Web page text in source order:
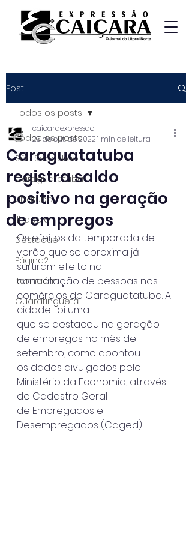
Post
Todos os posts
São Sebastião
Caraguatatuba
Ubatuba
Ilhabela
Destaque
Página2
Itanhaém
Guaratinguetá
Todos os posts
Caraguatatuba
registra saldo
positivo na geração
de empregos
caicaraexpressao
29 de out. de 20221 min de leitura
Os efeitos da temporada de
verão que se aproxima já
surtiram efeito na
contratação de pessoas nos
comércios de Caraguatatuba. A
cidade foi uma
que se destacou na geração
de empregos no mês de
setembro, como apontou
os dados divulgados pelo
Ministério da Economia, através
do Cadastro Geral
de Empregados e
Desempregados (Caged).